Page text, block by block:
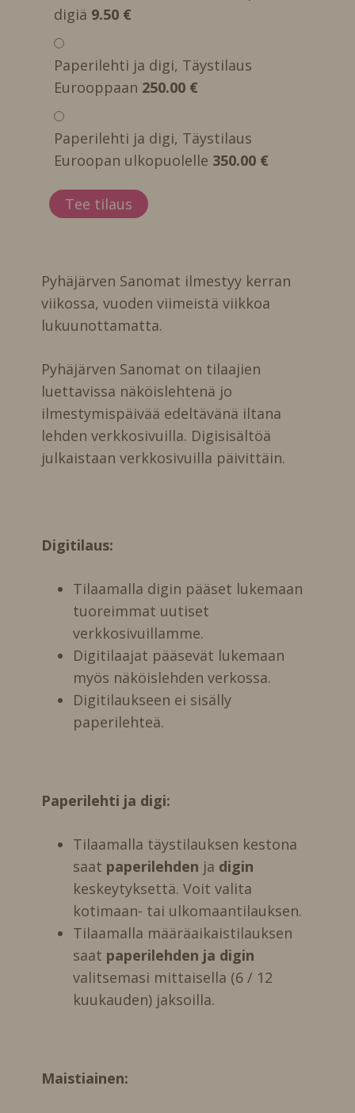
digiä 9.50 €
Paperilehti ja digi, Täystilaus
Eurooppaan 250.00 €
Paperilehti ja digi, Täystilaus
Euroopan ulkopuolelle 350.00 €
Pyhäjärven Sanomat ilmestyy kerran
viikossa, vuoden viimeistä viikkoa
lukuunottamatta.
Pyhäjärven Sanomat on tilaajien
luettavissa näköislehtenä jo
ilmestymispäivää edeltävänä iltana
lehden verkkosivuilla. Digisisältöä
julkaistaan verkkosivuilla päivittäin.
Digitilaus:
Tilaamalla digin pääset lukemaan
tuoreimmat uutiset
verkkosivuillamme.
Digitilaajat pääsevät lukemaan
myös näköislehden verkossa.
Digitilaukseen ei sisälly
paperilehteä.
Paperilehti ja digi:
Tilaamalla täystilauksen kestona
saat paperilehden ja digin
keskeytyksettä. Voit valita
kotimaan- tai ulkomaantilauksen.
Tilaamalla määräaikaistilauksen
saat paperilehden ja digin
valitsemasi mittaisella (6 / 12
kuukauden) jaksoilla.
Maistiainen: